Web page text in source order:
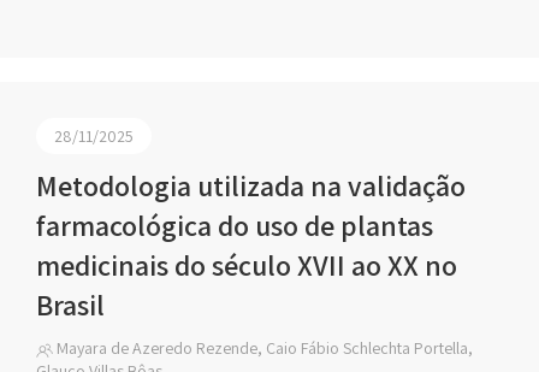
28/11/2025
Metodologia utilizada na validação
farmacológica do uso de plantas
medicinais do século XVII ao XX no
Brasil
Mayara de Azeredo Rezende, Caio Fábio Schlechta Portella,